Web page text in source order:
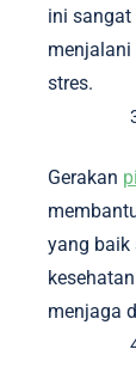
ini
stres.
Gerakan
yang baik
menjaga